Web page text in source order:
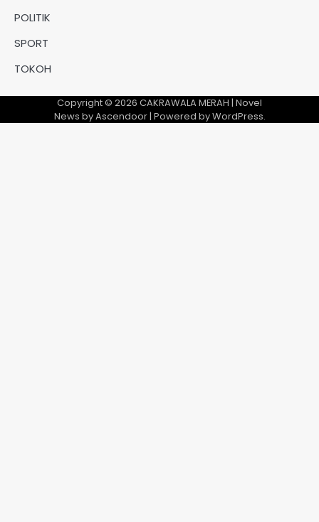
POLITIK
SPORT
TOKOH
Copyright © 2026 CAKRAWALA MERAH | Novel
News byAscendoor| Powered byWordPress.